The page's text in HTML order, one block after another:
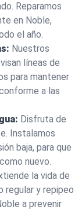
Reparamos
en Noble,
el año.
Nuestros
líneas de
para mantener
a las
Disfruta de
Instalamos
baja, para que
nuevo.
la vida de
regular y repipeo
a prevenir